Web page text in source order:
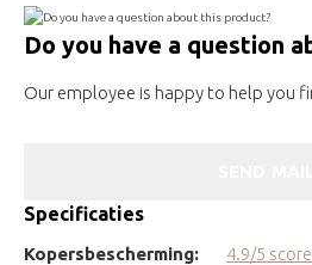
Do you have a question
Our employee is happy to help you
Specificaties
Kopersbescherming:
4.9/5